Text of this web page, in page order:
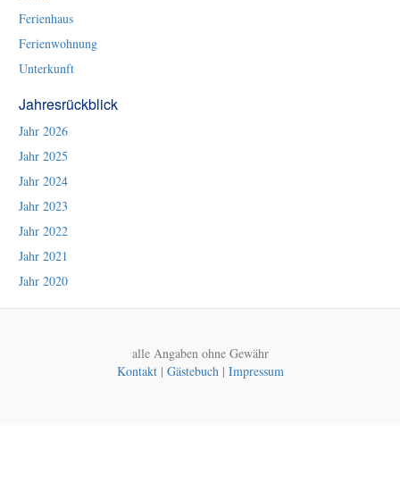
Ferienhaus
Ferienwohnung
Unterkunft
Jahresrückblick
Jahr 2026
Jahr 2025
Jahr 2024
Jahr 2023
Jahr 2022
Jahr 2021
Jahr 2020
alle Angaben ohne Gewähr
Kontakt| Gästebuch| Impressum